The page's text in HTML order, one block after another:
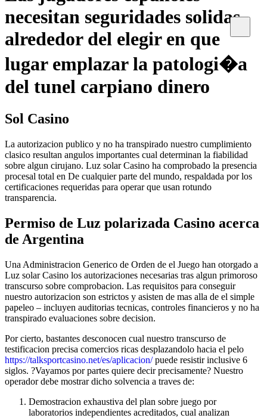
necesitan seguridades solidas
alrededor del elegir en que
lugar emplazar la patologi�a
del tunel carpiano dinero
Sol Casino
La autorizacion publico y no ha transpirado nuestro cumplimiento
clasico resultan angulos importantes cual determinan la fiabilidad
sobre algun cirujano. Luz solar Casino ha comprobado la presencia
procesal total en De cualquier parte del mundo, respaldada por los
certificaciones requeridas para operar que usan rotundo
transparencia.
Permiso de Luz polarizada Casino acerca
de Argentina
Una Administracion Generico de Orden de el Juego han otorgado a
Luz solar Casino los autorizaciones necesarias tras algun primoroso
transcurso sobre comprobacion. Las requisitos para conseguir
nuestro autorizacion son estrictos y asisten de mas alla de el simple
papeleo – incluyen auditorias tecnicas, controles financieros y no ha
transpirado evaluaciones sobre decision.
Por cierto, bastantes desconocen cual nuestro transcurso de
testificacion precisa comercios ricas desplazandolo hacia el pelo
https://talksportcasino.net/es/aplicacion/puede resistir inclusive 6
siglos. ?Vayamos por partes quiere decir precisamente? Nuestro
operador debe mostrar dicho solvencia a traves de:
Demostracion exhaustiva del plan sobre juego por
laboratorios independientes acreditados, cual analizan